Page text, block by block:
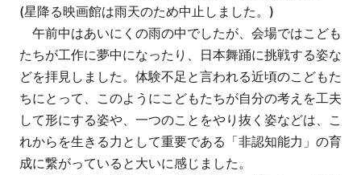
(星降る映画館は雨天のため中止しました。)
午前中はあいにくの雨の中でしたが、会場ではこども
たちが工作に夢中になったり、日本舞踊に挑戦する姿な
どを拝見しました。体験不足と言われる近頃のこどもた
ちにとって、このようにこどもたちが自分の考えを工夫
して形にする姿や、一つのことをやり抜く姿などは、こ
れからを生きる力として重要である「非認知能力」の育
成に繋がっていると大いに感じました。